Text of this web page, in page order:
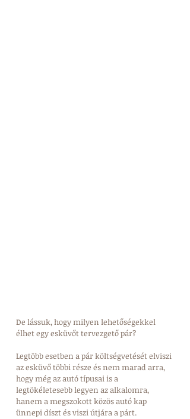
De lássuk, hogy milyen lehetőségekkel
élhet egy esküvőt tervezgető pár?
Legtöbb esetben a pár költségvetését elviszi
az esküvő többi része és nem marad arra,
hogy még az autó típusai is a
legtökéletesebb legyen az alkalomra,
hanem a megszokott közös autó kap
ünnepi díszt és viszi útjára a párt.